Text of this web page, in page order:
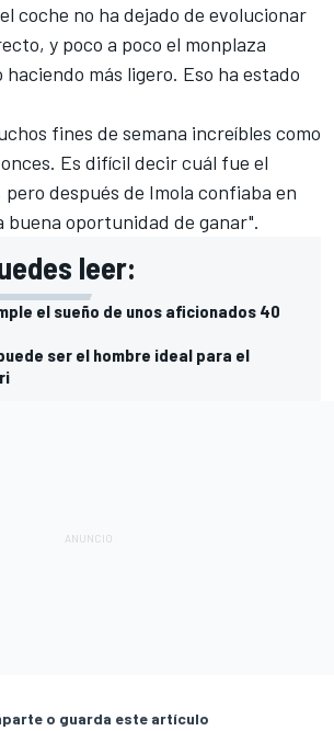
coche no ha dejado de evolucionar
y poco a poco el monplaza
más ligero. Eso ha estado
fines de semana increíbles como
Es difícil decir cuál fue el
después de Imola confiaba en
buena oportunidad de ganar".
leer:
el sueño de unos aficionados 40
ser el hombre ideal para el
o guarda este artículo